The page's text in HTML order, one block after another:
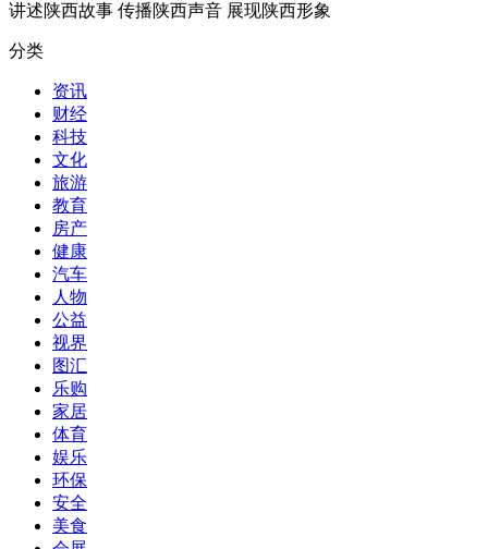
讲述陕西故事 传播陕西声音 展现陕西形象
分类
资讯
财经
科技
文化
旅游
教育
房产
健康
汽车
人物
公益
视界
图汇
乐购
家居
体育
娱乐
环保
安全
美食